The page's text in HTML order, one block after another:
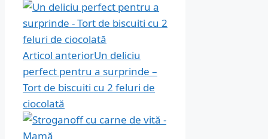
Articol anteriorUn deliciu
perfect pentru a surprinde –
Tort de biscuiti cu 2 feluri de
ciocolată